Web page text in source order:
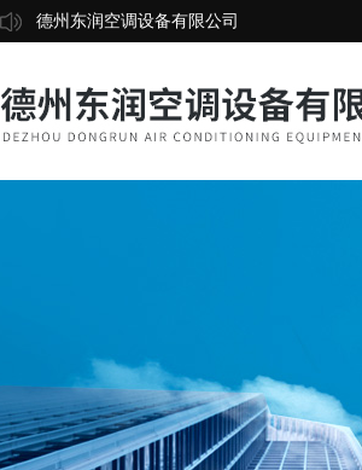
德州东润空调设备有限公司